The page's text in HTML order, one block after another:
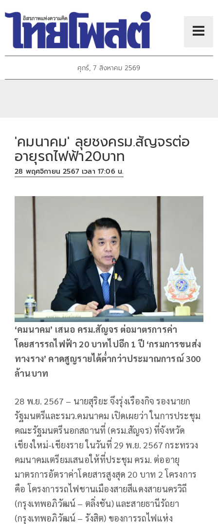
ศุกร์, 7 สิงหาคม 2569
'คมนาคม' ลุยชงครม.สัญจรต่อ
อายุรถไฟฟ้า20บาท
28 พฤศจิกายน 2567 เวลา 17:06 น.
‘คมนาคม’ เสนอ ครม.สัญจร ต่อมาตรการค่า
โดยสารรถไฟฟ้า 20 บาทไปอีก 1 ปี ‘กรมการขนส่ง
ทางราง’ คาดสูญรายได้ต่ำกว่าประมาณการณ์ 300
ล้านบาท
28 พ.ย. 2567 – นายสุริยะ จึงรุ่งเรืองกิจ รองนายก
รัฐมนตรีและรมว.คมนาคม เปิดเผยว่า ในการประชุม
คณะรัฐมนตรีนอกสถานที่ (ครม.สัญจร) ที่จังหวัด
เชียงใหม่-เชียงราย ในวันที่ 29 พ.ย. 2567 กระทรวง
คมนาคมเตรียมเสนอให้ที่ประชุม ครม. ต่ออายุ
มาตรการอัตราค่าโดยสารสูงสุด 20 บาท 2 โครงการ
คือ โครงการรถไฟชานเมืองสายสีแดงสายนครวิถี
(กรุงเทพอภิวัฒน์ – ตลิ่งชัน) และสายธานีรัถยา
(กรุงเทพอภิวัฒน์ – รังสิต) ของการรถไฟแห่ง